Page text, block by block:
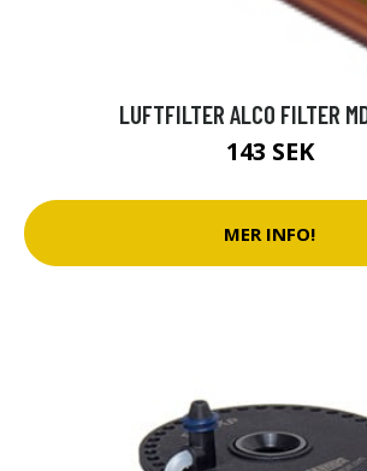
LUFTFILTER ALCO FILTER
143 SEK
MER INFO!